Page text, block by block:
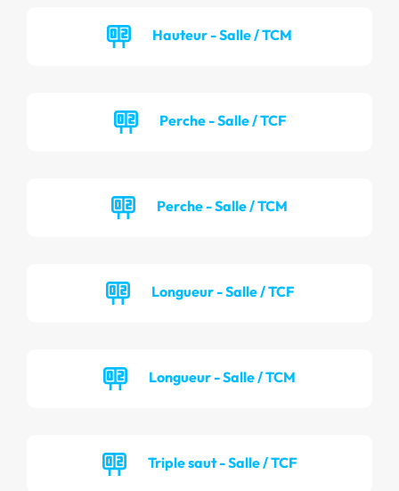
Hauteur - Salle / TCM
Perche - Salle / TCF
Perche - Salle / TCM
Longueur - Salle / TCF
Longueur - Salle / TCM
Triple saut - Salle / TCF